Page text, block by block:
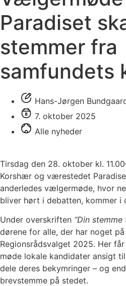
Paradiset
stemmer fra
samfundets
Hans-Jørgen
7. oktober 2025
Alle nyheder
Tirsdag den 28. oktober kl.
Korshær og værestedet
anderledes vælgermøde, hvor
bliver hørt i debatten, kommer i
Under overskriften “Din
dørene for alle, der har noget
Regionsrådsvalget 2025. Her
møde lokale kandidater ansigt
dele deres bekymringer – og
brevstemme på stedet.